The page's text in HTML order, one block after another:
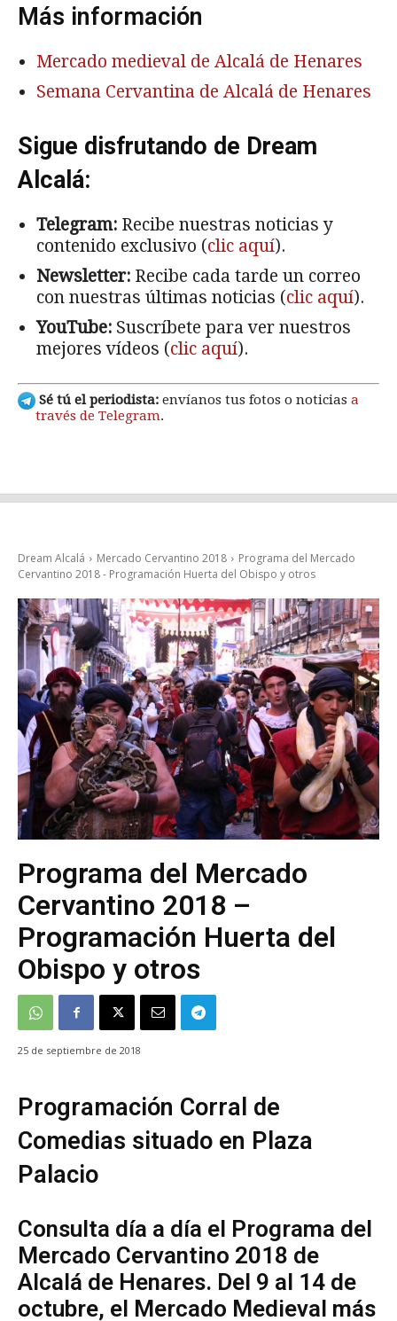
Más información
Mercado medieval de Alcalá de Henares
Semana Cervantina de Alcalá de Henares
Sigue disfrutando de Dream
Alcalá:
Telegram: Recibe nuestras noticias y
contenido exclusivo (clic aquí).
Newsletter: Recibe cada tarde un correo
con nuestras últimas noticias (clic aquí).
YouTube: Suscríbete para ver nuestros
mejores vídeos (clic aquí).
Sé tú el periodista: envíanos tus fotos o noticias a
través de Telegram.